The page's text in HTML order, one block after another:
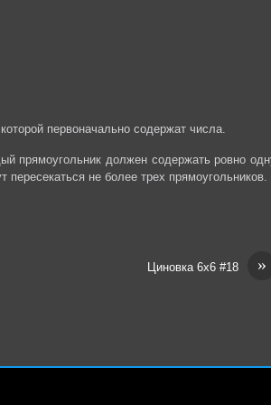
первоначально содержат числа.
прямоугольник должен содержать ровно
не более трех прямоугольников.
»
Циновка 6х6 #18